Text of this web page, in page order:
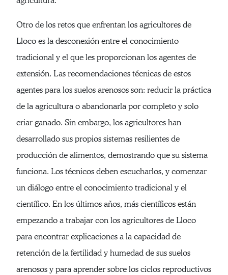
Otro de los retos que enfrentan los agricultores de
Lloco es la desconexión entre el conocimiento
tradicional y el que les proporcionan los agentes de
extensión. Las recomendaciones técnicas de estos
agentes para los suelos arenosos son: reducir la práctica
de la agricultura o abandonarla por completo y solo
criar ganado. Sin embargo, los agricultores han
desarrollado sus propios sistemas resilientes de
producción de alimentos, demostrando que su sistema
funciona. Los técnicos deben escucharlos, y comenzar
un diálogo entre el conocimiento tradicional y el
científico. En los últimos años, más científicos están
empezando a trabajar con los agricultores de Lloco
para encontrar explicaciones a la capacidad de
retención de la fertilidad y humedad de sus suelos
arenosos y para aprender sobre los ciclos reproductivos